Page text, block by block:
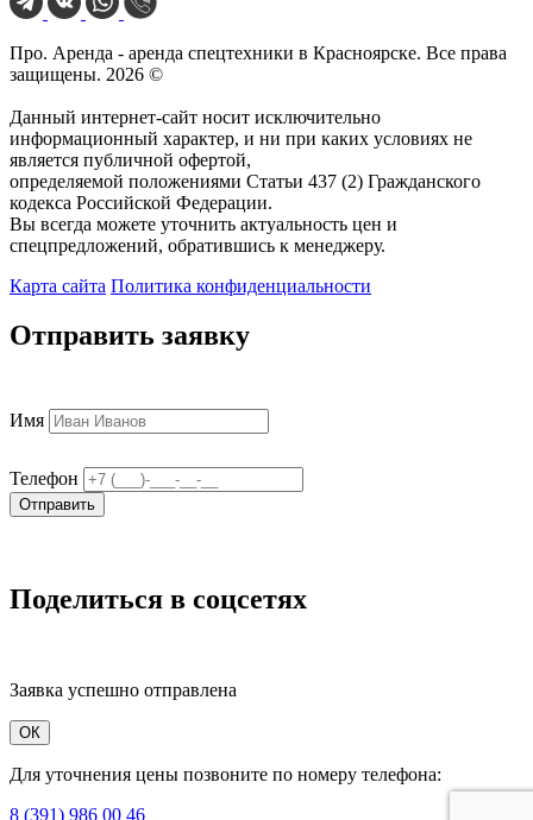
Про. Аренда - аренда спецтехники в Красноярске. Все права
защищены. 2026 ©
Данный интернет-сайт носит исключительно
информационный характер, и ни при каких условиях не
является публичной офертой,
определяемой положениями Статьи 437 (2) Гражданского
кодекса Российской Федерации.
Вы всегда можете уточнить актуальность цен и
спецпредложений, обратившись к менеджеру.
Карта сайта Политика конфиденциальности
Отправить заявку
Имя
Телефон
Отправить
Поделиться в соцсетях
Заявка успешно отправлена
ОК
Для уточнения цены позвоните по номеру телефона:
8 (391) 986 00 46